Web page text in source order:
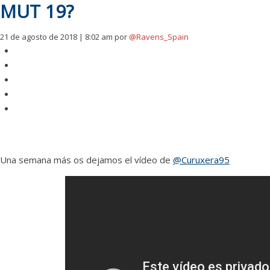
MUT 19?
21 de agosto de 2018 | 8:02 am por @Ravens_Spain
Una semana más os dejamos el vídeo de @Curuxera95